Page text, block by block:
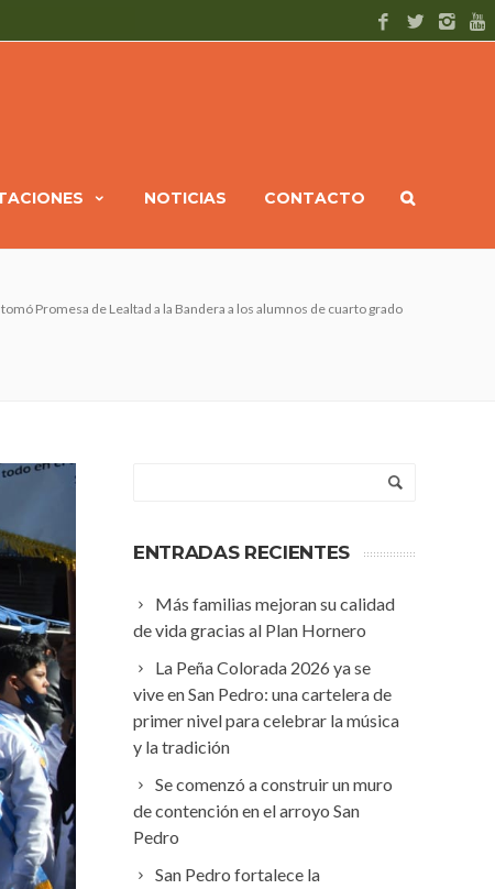
NOTICIAS CONTACTO
Promesa de Lealtad a la Bandera a los alumnos de cuarto grado
ENTRADAS RECIENTES
Más familias mejoran su calidad
de vida gracias al Plan Hornero
La Peña Colorada 2026 ya se
vive en San Pedro: una cartelera de
primer nivel para celebrar la música
y la tradición
Se comenzó a construir un muro
de contención en el arroyo San
Pedro
San Pedro fortalece la